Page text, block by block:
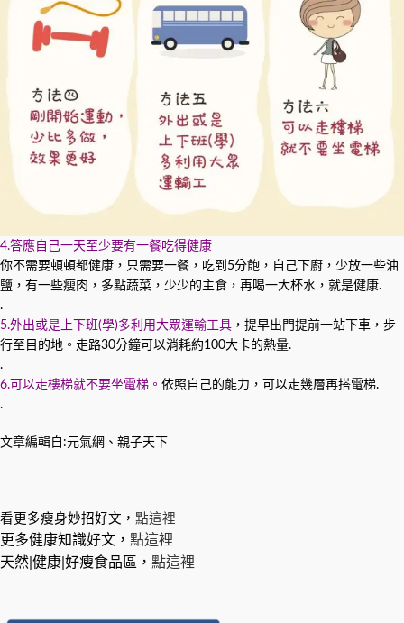
4.答應自己一天至少要有一餐吃得健康
你不需要頓頓都健康，只需要一餐，吃到5分飽，自己下廚，少放一些油
鹽，有一些瘦肉，多點蔬菜，少少的主食，再喝一大杯水，就是健康.
.
5.外出或是上下班(學)多利用大眾運輸工具 ，提早出門提前一站下車，步
行至目的地。走路30分鐘可以消耗約100大卡的熱量.
.
6.可以走樓梯就不要坐電梯。 依照自己的能力，可以走幾層再搭電梯.
.
文章編輯自:元氣網、親子天下
看更多瘦身妙招好文， 點這裡
更多健康知識好文， 點這裡
天然|健康|好瘦食品區， 點這裡